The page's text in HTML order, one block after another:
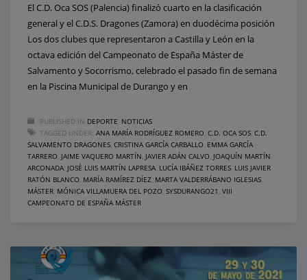
El C.D. Oca SOS (Palencia) finalizó cuarto en la clasificación
general y el C.D.S. Dragones (Zamora) en duodécima posición
Los dos clubes que representaron a Castilla y León en la
octava edición del Campeonato de España Máster de
Salvamento y Socorrismo, celebrado el pasado fin de semana
en la Piscina Municipal de Durango y en
PUBLISHED IN DEPORTE NOTICIAS
TAGGED UNDER: ANA MARÍA RODRÍGUEZ ROMERO C.D. OCA SOS C.D.
SALVAMENTO DRAGONES CRISTINA GARCÍA CARBALLO EMMA GARCÍA
TARRERO JAIME VAQUERO MARTÍN JAVIER ADÁN CALVO JOAQUÍN MARTÍN
ARCONADA JOSÉ LUIS MARTÍN LAPRESA LUCÍA IBÁÑEZ TORRES LUIS JAVIER
RATÓN BLANCO MARÍA RAMÍREZ DÍEZ MARTA VALDERRÁBANO IGLESIAS
MÁSTER MÓNICA VILLAMUERA DEL POZO SYSDURANGO21 VIII
CAMPEONATO DE ESPAÑA MÁSTER